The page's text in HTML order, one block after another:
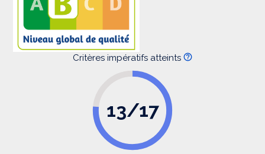
Critères impératifs atteints
13/17